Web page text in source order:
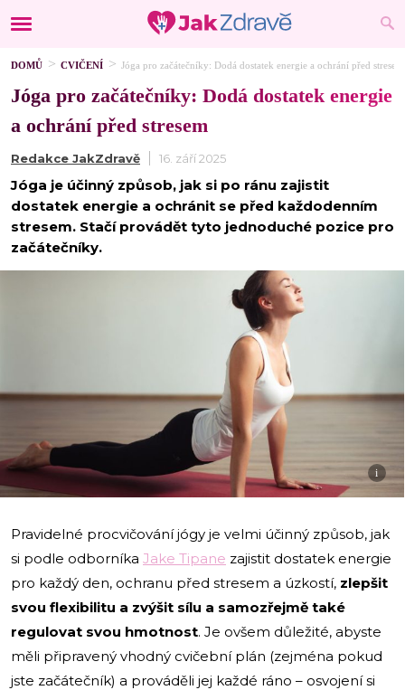
DOMŮ CVIČENÍ Jóga pro začátečníky: Dodá dostatek energie a ochrání před stresem
Jóga pro začátečníky: Dodá dostatek energie
a ochrání před stresem
Redakce JakZdravě 16. září 2025
Jóga je účinný způsob, jak si po ránu zajistit
dostatek energie a ochránit se před každodenním
stresem. Stačí provádět tyto jednoduché pozice pro
začátečníky.
i
Pravidelné procvičování jógy je velmi účinný způsob, jak
si podle odborníka Jake Tipane zajistit dostatek energie
pro každý den, ochranu před stresem a úzkostí, zlepšit
svou flexibilitu a zvýšit sílu a samozřejmě také
regulovat svou hmotnost. Je ovšem důležité, abyste
měli připravený vhodný cvičební plán (zejména pokud
jste začátečník) a prováděli jej každé ráno – osvojení si